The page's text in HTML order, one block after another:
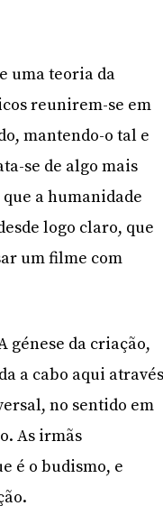
uma teoria da
reunirem-se em
mantendo-o tal e
se de algo mais
a humanidade
logo claro, que
um filme com
génese da criação,
a cabo aqui
no sentido em
As irmãs
é o budismo, e